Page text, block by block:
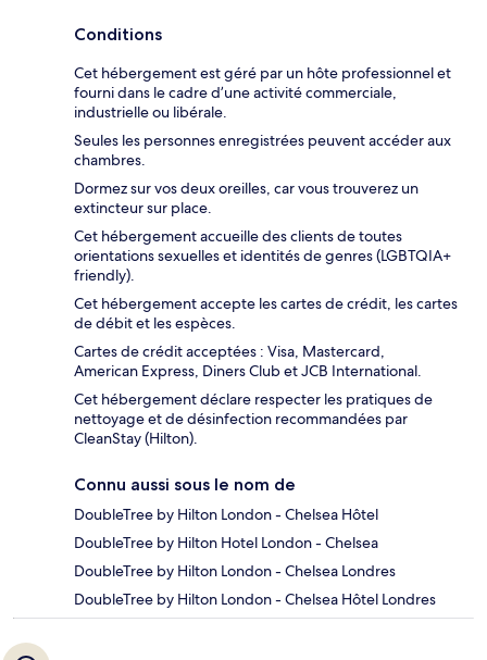
Conditions
Cet hébergement est géré par un hôte professionnel et
fourni dans le cadre d’une activité commerciale,
industrielle ou libérale.
Seules les personnes enregistrées peuvent accéder aux
chambres.
Dormez sur vos deux oreilles, car vous trouverez un
extincteur sur place.
Cet hébergement accueille des clients de toutes
orientations sexuelles et identités de genres (LGBTQIA+
friendly).
Cet hébergement accepte les cartes de crédit, les cartes
de débit et les espèces.
Cartes de crédit acceptées : Visa, Mastercard,
American Express, Diners Club et JCB International.
Cet hébergement déclare respecter les pratiques de
nettoyage et de désinfection recommandées par
CleanStay (Hilton).
Connu aussi sous le nom de
DoubleTree by Hilton London - Chelsea Hôtel
DoubleTree by Hilton Hotel London - Chelsea
DoubleTree by Hilton London - Chelsea Londres
DoubleTree by Hilton London - Chelsea Hôtel Londres